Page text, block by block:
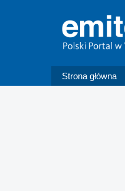
Strona główna